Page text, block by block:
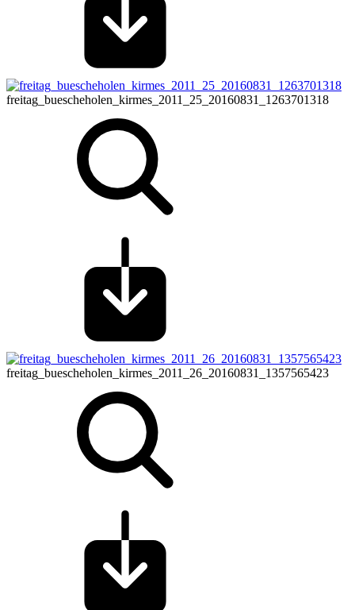
freitag_buescheholen_kirmes_2011_25_20160831_1263701318
freitag_buescheholen_kirmes_2011_26_20160831_1357565423